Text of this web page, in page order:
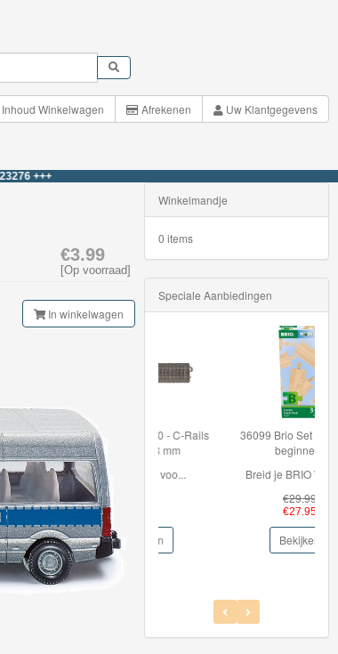
Inhoud Winkelwagen Afrekenen
Uw Klantgegevens
€3.99
[Op voorraad]
In winkelwagen
Winkelmandje
0 items
Speciale Aanbiedingen
36099 Brio Set rails voor
Breid je BRIO World ...